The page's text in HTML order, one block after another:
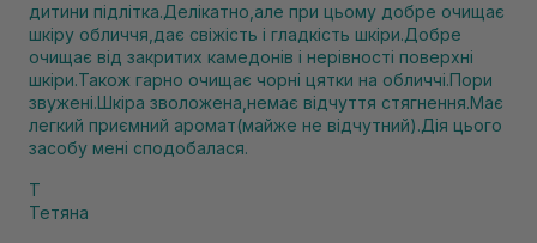
дитини підлітка.Делікатно,але при цьому добре очищає
шкіру обличчя,дає свіжість і гладкість шкіри.Добре
очищає від закритих камедонів і нерівності поверхні
шкіри.Також гарно очищає чорні цятки на обличчі.Пори
звужені.Шкіра зволожена,немає відчуття стягнення.Має
легкий приємний аромат(майже не відчутний).Дія цього
засобу мені сподобалася.
Т
Тетяна